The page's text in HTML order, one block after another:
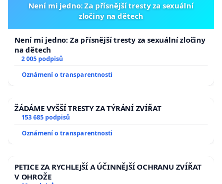
Není mi jedno: Za přísnější tresty za sexuální
zločiny na dětech
Není mi jedno: Za přísnější tresty za sexuální zločiny
na dětech
2 005 podpisů
Oznámení o transparentnosti
ŽÁDÁME VYŠŠÍ TRESTY ZA TÝRÁNÍ ZVÍŘAT
153 685 podpisů
Oznámení o transparentnosti
PETICE ZA RYCHLEJŠÍ A ÚČINNĚJŠÍ OCHRANU ZVÍŘAT
V OHROŽE